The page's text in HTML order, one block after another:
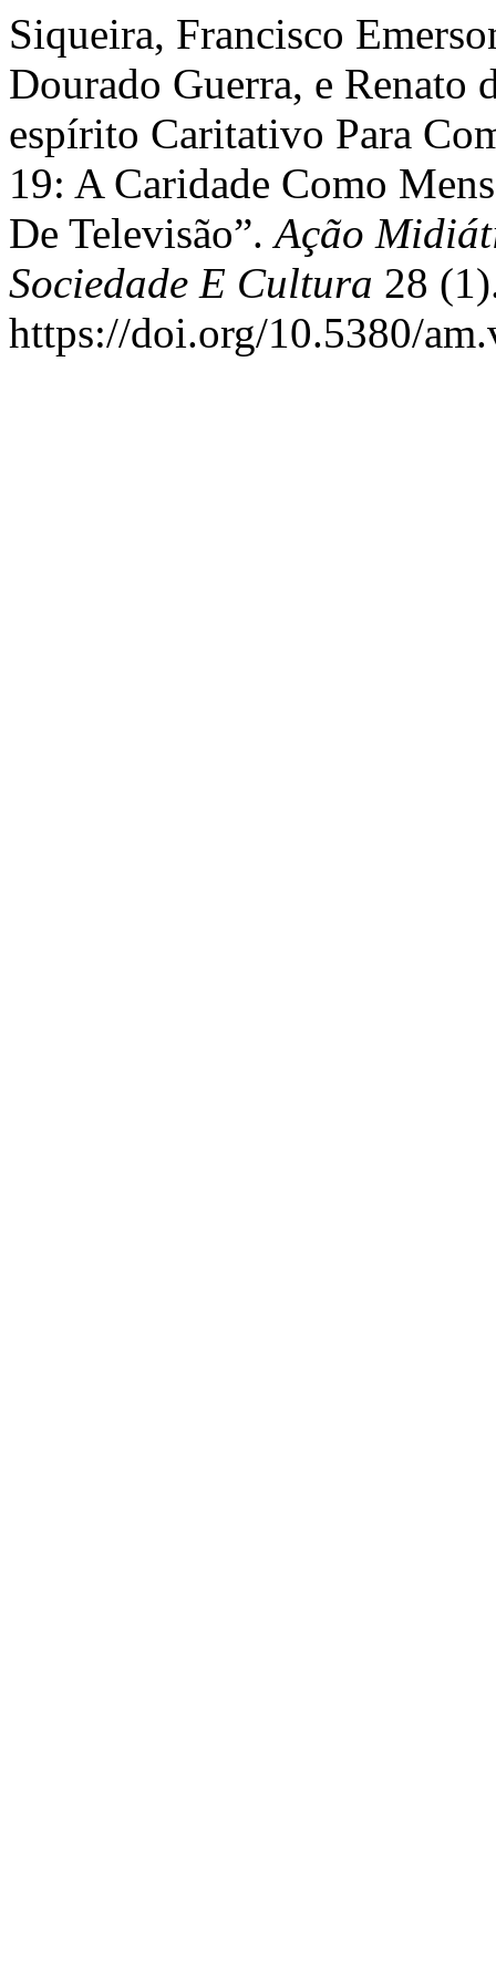
Siqueira, Francisco
Dourado Guerra, e Renato
espírito Caritativo Para
19: A Caridade Como
De Televisão”.Ação
Sociedade E Cultura 28
https://doi.org/10.5380/